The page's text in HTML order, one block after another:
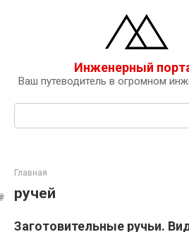
Инженерный
Ваш путеводитель в огромном
Поиск:
Главная
ручей
Заготовительные ручьи.